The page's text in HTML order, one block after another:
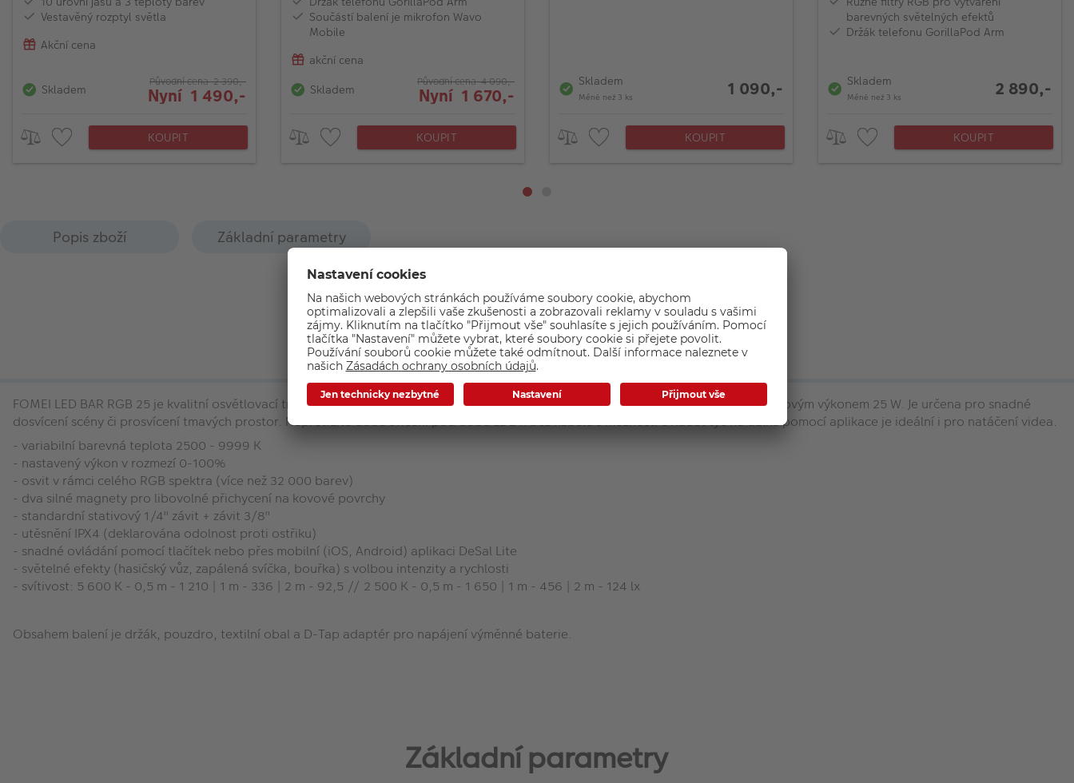
Vestavěný rozptyl světla
Akční cena
Skladem Původní cena 2 390,-
Nyní 1 490,-
KOUPIT
Součástí balení je mikrofon Wavo
Mobile
akční cena
Skladem
Původní cena 4 090,-
Nyní 1 670,-
KOUPIT
Skladem
Méně než 3 ks 1 090,-
KOUPIT
barevných světelných efektů
Držák telefonu GorillaPod Arm
Skladem
Méně než 3 ks 2 890,-
KOUPIT
Popis zboží Základní parametry
Popis zboží
FOMEI LED BAR RGB 25 je kvalitní osvětlovací trubice s intenzivními, ale úspornými LED diodami, nastavitelnou teplotou barev a celkovým výkonem 25 W. Je určena pro snadné
dosvícení scény či prosvícení tmavých prostor. Nepřetržitá doba svícení pod dobu až 2 h bez kabelů s možností ovládat tyč na dálku pomocí aplikace je ideální i pro natáčení videa.
- variabilní barevná teplota 2500 - 9999 K
- nastavený výkon v rozmezí 0-100%
- osvit v rámci celého RGB spektra (více než 32 000 barev)
- dva silné magnety pro libovolné přichycení na kovové povrchy
- standardní stativový 1/4" závit + závit 3/8"
- utěsnění IPX4 (deklarována odolnost proti ostřiku)
- snadné ovládání pomocí tlačítek nebo přes mobilní (iOS, Android) aplikaci DeSal Lite
- světelné efekty (hasičský vůz, zapálená svíčka, bouřka) s volbou intenzity a rychlosti
- svítivost: 5 600 K - 0,5 m - 1 210 | 1 m - 336 | 2 m - 92,5 // 2 500 K - 0,5 m - 1 650 | 1 m - 456 | 2 m - 124 lx
Obsahem balení je držák, pouzdro, textilní obal a D-Tap adaptér pro napájení výměnné baterie.
Základní parametry